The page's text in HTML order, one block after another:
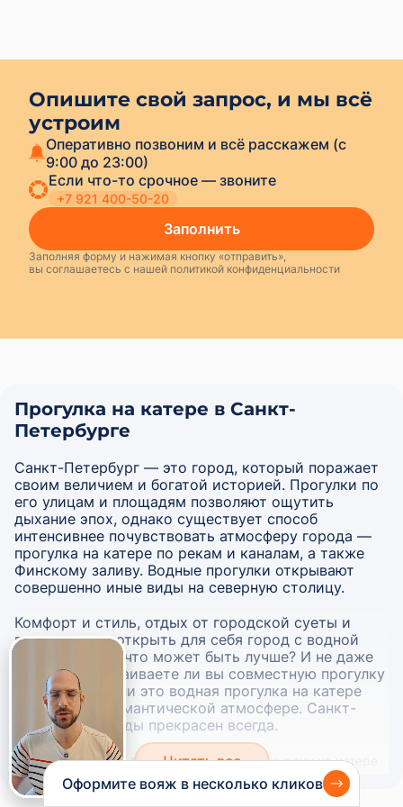
Опишите свой запрос, и мы всё
устроим
+7 921 400-50-20
Заполнить
Заполняя форму и нажимая кнопку «отправить»,
вы соглашаетесь с нашей политикой конфиденциальности
Прогулка на катере в Санкт-
Петербурге
Санкт-Петербург — это город, который поражает
своим величием и богатой историей. Прогулки по
его улицам и площадям позволяют ощутить
дыхание эпох, однако существует способ
интенсивнее почувствовать атмосферу города —
прогулка на катере по рекам и каналам, а также
Финскому заливу. Водные прогулки открывают
совершенно иные виды на северную столицу.
Комфорт и стиль, отдых от городской суеты и
возможность открыть для себя город с водной
перспективы – что может быть лучше? И не даже
не важно, устраиваете ли вы совместную прогулку
с компанией или это водная прогулка на катере
для двоих в романтической атмосфере. Санкт-
Петербург с воды прекрасен всегда.
Незабываемые виды: Во времяэкскурсии на катере
по каналам и рекам или прогулки с выходом в
Финский залив вы сможете насладиться
Оформите вояж в несколько кликов